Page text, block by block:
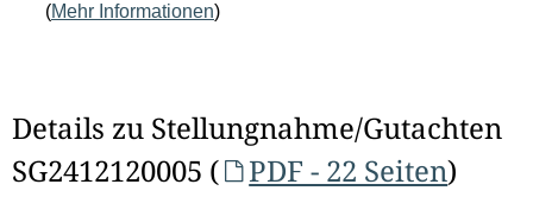
(Mehr Informationen)
Details zu Stellungnahme/Gutachten
SG2412120005 (
PDF - 22 Seiten)